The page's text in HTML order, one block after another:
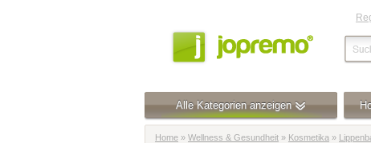
Alle Kategorien anzeigen
Home » Wellness & Gesundheit » Kosmetika »